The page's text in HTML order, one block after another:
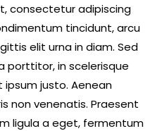
consectetur adipiscing
tincidunt, arcu
elit urna in diam. Sed
porttitor, in scelerisque
ipsum justo. Aenean
non venenatis. Praesent
ligula a eget, fermentum